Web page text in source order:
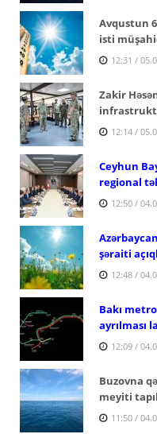
Avqustun
isti
12:31 /
Zakir
12:14 /
Ceyhun
regional
12:50 /
şəraiti
12:48 /
Bakı
ayrılması
12:09 /
Buzovna
meyiti
11:50 /